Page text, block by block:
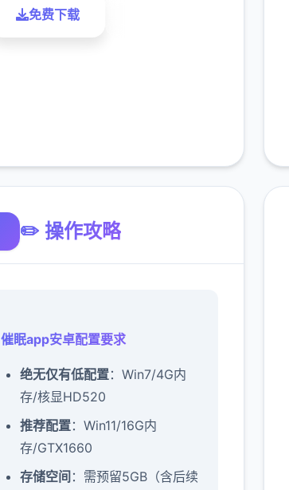
免费下载
✏️ 操作攻略
催眠app安卓配置要求
​绝无仅有低配置​​：Win7/4G内
存/核显HD520
​推荐配置​​：Win11/16G内
存/GTX1660
​存储空间​ ​：需预留5GB（含后续